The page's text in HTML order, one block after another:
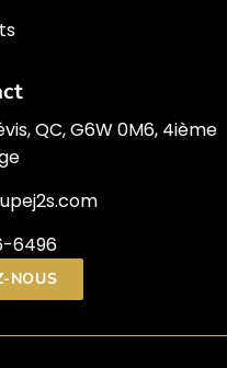
QC, G6W 0M6, 4ième
6496
NOUS